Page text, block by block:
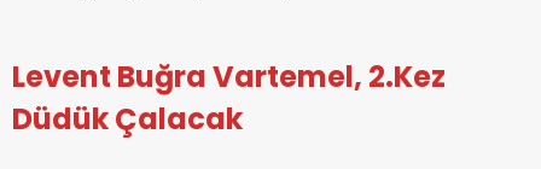
Levent Buğra Vartemel, 2.Kez
Düdük Çalacak